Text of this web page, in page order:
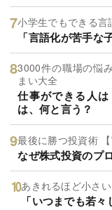
小学生でもできる言
「言語化が苦手な
3000件の職場の悩
まい大全
仕事ができる人
は、何と言う？
最後に勝つ投資術 【
なぜ株式投資のプ
あきれるほど小さ
「いつまでも若